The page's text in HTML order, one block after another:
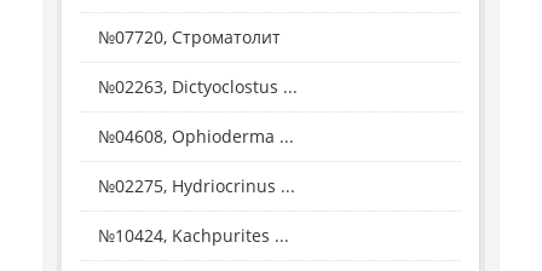
№07720, Строматолит
№02263, Dictyoclostus ...
№04608, Ophioderma ...
№02275, Hydriocrinus ...
№10424, Kachpurites ...